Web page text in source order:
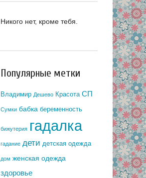
Никого нет, кроме тебя.
Популярные метки
Владимир Дешево Красота СП
Сумки бабка беременность
бижутерия гадалка
гадание дети детская одежда
дом женская одежда
здоровье